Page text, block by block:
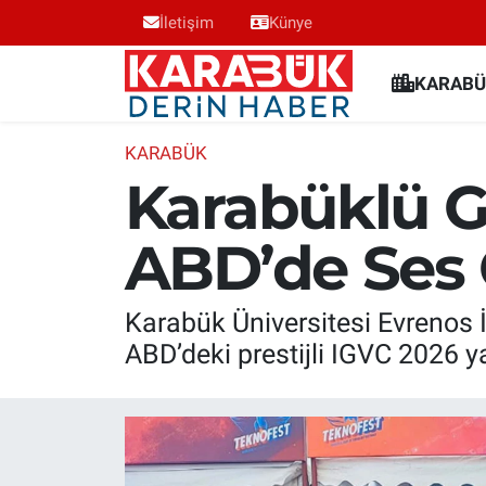
İletişim Künye
KARABÜK
Karabüklü
ABD’de
Karabük Üniversitesi Evrenos
ABD’deki prestijli IGVC 2026
Karabük Nöbetçi Eczaneler
Karabük Hava Durumu
Karabük Trafik Yoğunluk Haritası
Süper Lig Puan Durumu ve Fikstür
Son Dakika Haberleri
Haber Arşivi